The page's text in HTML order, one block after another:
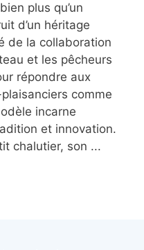
plus qu’un
d’un héritage
de la collaboration
et les pêcheurs
répondre aux
comme
incarne
et innovation.
chalutier, son ...